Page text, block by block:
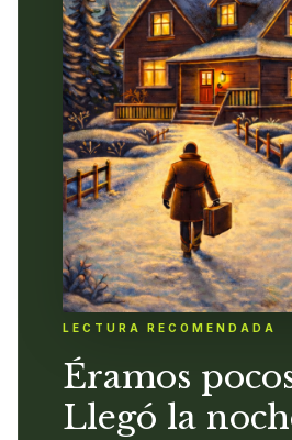
LECTURA RECOMENDADA
Éramos
Llegó la